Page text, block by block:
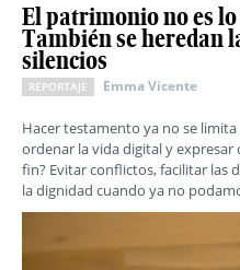
El patrimonio no es
También se heredan
silencios
REPORTAJE Emma Vicente
Hacer testamento ya no se
ordenar la vida digital y expresar
fin? Evitar conflictos, facilitar las
la dignidad cuando ya no